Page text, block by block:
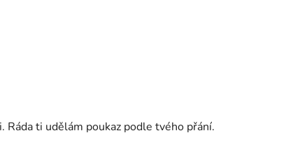
Ráda ti udělám poukaz podle tvého přání.